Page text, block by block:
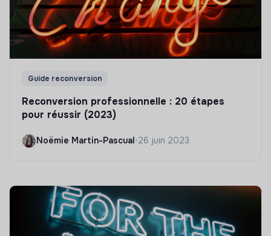
Guide reconversion
Reconversion professionnelle : 20 étapes
pour réussir (2023)
Noëmie Martin-Pascual •26 juin 2023